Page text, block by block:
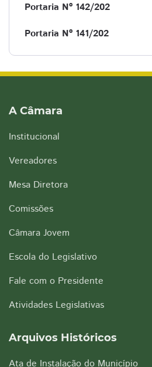
Portaria Nº 142/202
Portaria Nº 141/202
A Câmara
Institucional
Vereadores
Mesa Diretora
Comissões
Câmara Jovem
Escola do Legislativo
Fale com o Presidente
Atividades Legislativas
Arquivos Históricos
Ata de Instalação do Município